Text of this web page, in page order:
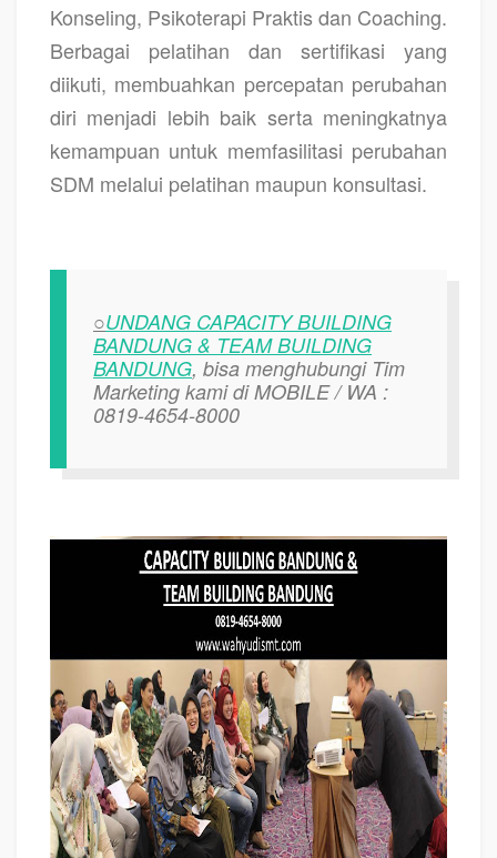
Konseling, Psikoterapi Praktis dan Coaching.
Berbagai pelatihan dan sertifikasi yang
diikuti, membuahkan percepatan perubahan
diri menjadi lebih baik serta meningkatnya
kemampuan untuk memfasilitasi perubahan
SDM melalui pelatihan maupun konsultasi.
○UNDANG CAPACITY BUILDING
BANDUNG & TEAM BUILDING
BANDUNG, bisa menghubungi Tim
Marketing kami di MOBILE / WA :
0819-4654-8000